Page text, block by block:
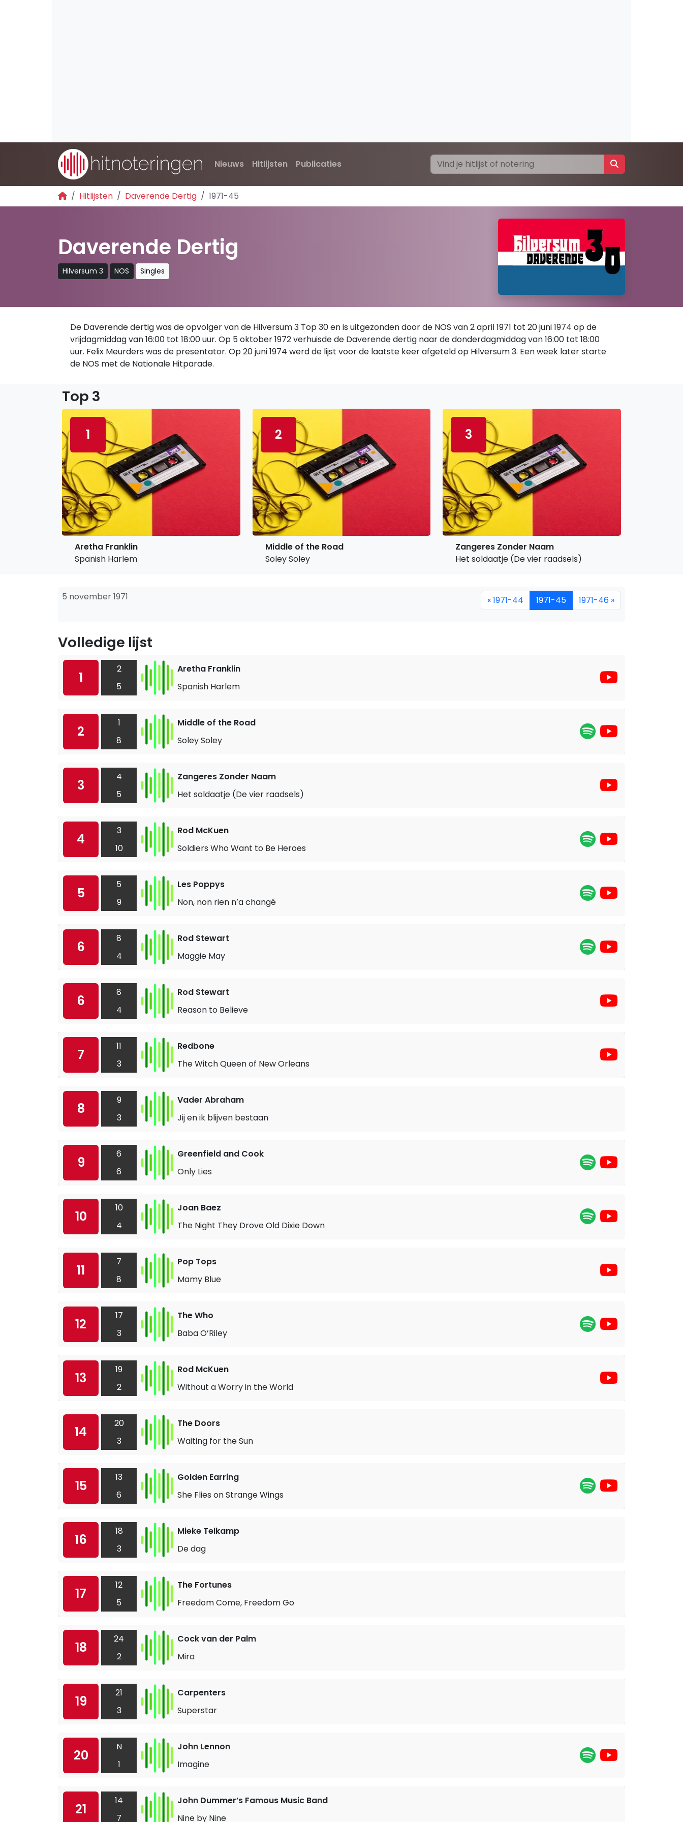
Nieuws Hitlijsten Publicaties
Hitlijsten Daverende Dertig 1971-45
Daverende Dertig
Hilversum 3 NOS Singles
De Daverende dertig was de opvolger van de Hilversum 3 Top 30 en is uitgezonden door de NOS van 2 april 1971 tot 20 juni 1974 op de
vrijdagmiddag van 16:00 tot 18:00 uur. Op 5 oktober 1972 verhuisde de Daverende dertig naar de donderdagmiddag van 16:00 tot 18:00
uur. Felix Meurders was de presentator. Op 20 juni 1974 werd de lijst voor de laatste keer afgeteld op Hilversum 3. Een week later starte
de NOS met de Nationale Hitparade.
Top 3
1
Aretha Franklin
Spanish Harlem
2
Middle of the Road
Soley Soley
3
Zangeres Zonder Naam
Het soldaatje (De vier raadsels)
5 november 1971 « 1971-44 1971-45 1971-46 »
Volledige lijst
1
2
5
Aretha Franklin
Spanish Harlem
2
1
8
Middle of the Road
Soley Soley
3
4
5
Zangeres Zonder Naam
Het soldaatje (De vier raadsels)
4
3
10
Rod McKuen
Soldiers Who Want to Be Heroes
5
5
9
Les Poppys
Non, non rien n’a changé
6
8
4
Rod Stewart
Maggie May
6
8
4
Rod Stewart
Reason to Believe
7
11
3
Redbone
The Witch Queen of New Orleans
8
9
3
Vader Abraham
Jij en ik blijven bestaan
9
6
6
Greenfield and Cook
Only Lies
10
10
4
Joan Baez
The Night They Drove Old Dixie Down
11
7
8
Pop Tops
Mamy Blue
12
17
3
The Who
Baba O’Riley
13
19
2
Rod McKuen
Without a Worry in the World
14
20
3
The Doors
Waiting for the Sun
15
13
6
Golden Earring
She Flies on Strange Wings
16
18
3
Mieke Telkamp
De dag
17
12
5
The Fortunes
Freedom Come, Freedom Go
18
24
2
Cock van der Palm
Mira
19
21
3
Carpenters
Superstar
20
N
1
John Lennon
Imagine
21
14
7
John Dummer’s Famous Music Band
Nine by Nine